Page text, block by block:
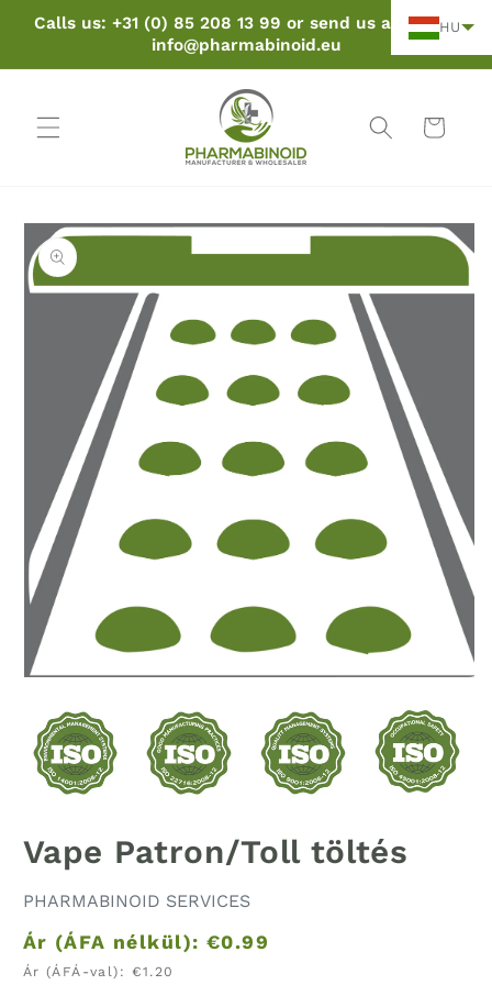
Ugrás a
Calls us: +31 (0) 85 208 13 99 or send us an email:
info@pharmabinoid.eu
Kosár
média
megnyitása
modális
ablakban
Vape Patron/Toll töltés
PHARMABINOID SERVICES
Ár (ÁFA nélkül): €0.99
Ár (ÁFÁ-val): €1.20
HU